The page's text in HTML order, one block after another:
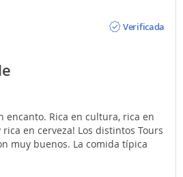
Verificada
encanto. Rica en cultura, rica en
en cerveza! Los distintos Tours
muy buenos. La comida típica